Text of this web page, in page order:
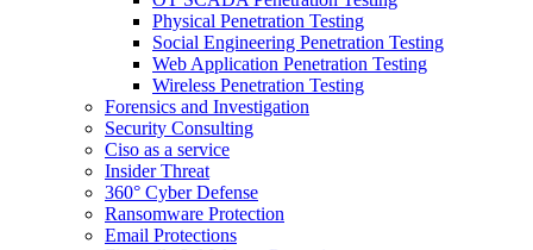
Physical Penetration Testing
Social Engineering Penetration Testing
Web Application Penetration Testing
Wireless Penetration Testing
Forensics and Investigation
Security Consulting
Ciso as a service
Insider Threat
360° Cyber Defense
Ransomware Protection
Email Protections